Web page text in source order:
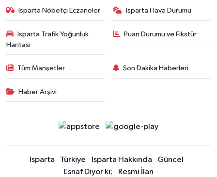
Isparta Nöbetçi Eczaneler Isparta Hava Durumu
Isparta Trafik Yoğunluk
Haritası
Puan Durumu ve Fikstür
Tüm Manşetler Son Dakika Haberleri
Haber Arşivi
Isparta Türkiye Isparta Hakkında
Güncel
Esnaf Diyor ki;
Resmi İlan